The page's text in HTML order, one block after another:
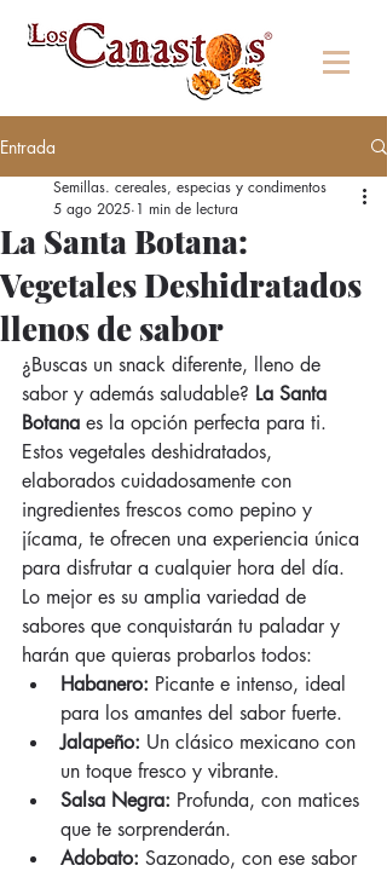
Entrada
La Santa Botana:
Vegetales Deshidratados
llenos de sabor
Semillas. cereales, especias y condimentos
5 ago 2025 1 min de lectura
¿Buscas un snack diferente, lleno de
sabor y además saludable? La Santa
Botana es la opción perfecta para ti.
Estos vegetales deshidratados,
elaborados cuidadosamente con
ingredientes frescos como pepino y
jícama, te ofrecen una experiencia única
para disfrutar a cualquier hora del día.
Lo mejor es su amplia variedad de
sabores que conquistarán tu paladar y
harán que quieras probarlos todos:
Habanero: Picante e intenso, ideal
para los amantes del sabor fuerte.
Jalapeño: Un clásico mexicano con
un toque fresco y vibrante.
Salsa Negra: Profunda, con matices
que te sorprenderán.
Adobato: Sazonado, con ese sabor